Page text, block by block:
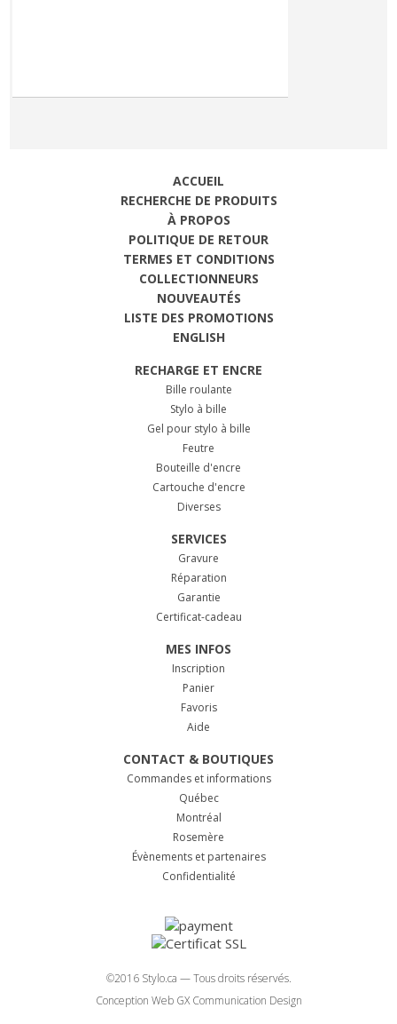
ACCUEIL
RECHERCHE DE PRODUITS
À PROPOS
POLITIQUE DE RETOUR
TERMES ET CONDITIONS
COLLECTIONNEURS
NOUVEAUTÉS
LISTE DES PROMOTIONS
ENGLISH
RECHARGE ET ENCRE
Bille roulante
Stylo à bille
Gel pour stylo à bille
Feutre
Bouteille d'encre
Cartouche d'encre
Diverses
SERVICES
Gravure
Réparation
Garantie
Certificat-cadeau
MES INFOS
Inscription
Panier
Favoris
Aide
CONTACT & BOUTIQUES
Commandes et informations
Québec
Montréal
Rosemère
Évènements et partenaires
Confidentialité
©2016 Stylo.ca — Tous droits réservés.
Conception Web GX Communication Design